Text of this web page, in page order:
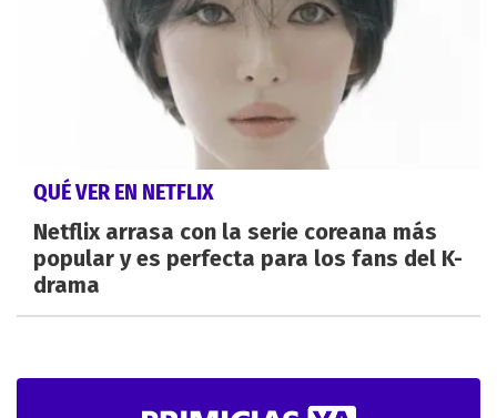
QUÉ VER EN NETFLIX
Netflix arrasa con la serie coreana más
popular y es perfecta para los fans del K-
drama